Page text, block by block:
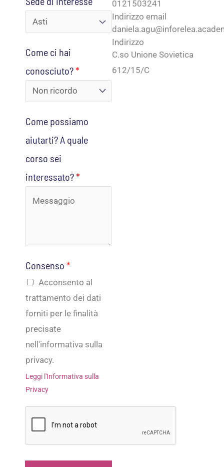
r
o
e
m
a
i
l
l
o
n
C
o
m
e
Come ci hai
conosciuto?*
Come possiamo
aiutarti? A quale
corso sei
interessato?*
Consenso *
Acconsento al
trattamento dei dati
forniti per le finalità
precisate
nell'informativa sulla
privacy.
Leggi l'Informativa sulla
Privacy
0121503241
Indirizzo email
Indirizzo
C.so Unione Sovietica
612/15/C